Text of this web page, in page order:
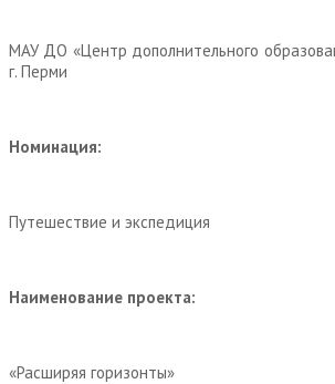
МАУ ДО «Центр дополнительного
г. Перми
Номинация:
Путешествие и экспедиция
Наименование проекта:
«Расширяя горизонты»